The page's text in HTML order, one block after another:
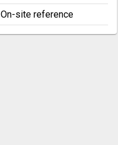
On-site reference